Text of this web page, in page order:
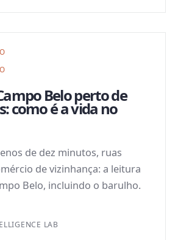
Belo perto de
como é a vida no
de dez minutos, ruas
de vizinhança: a leitura
Belo, incluindo o barulho.
LAB